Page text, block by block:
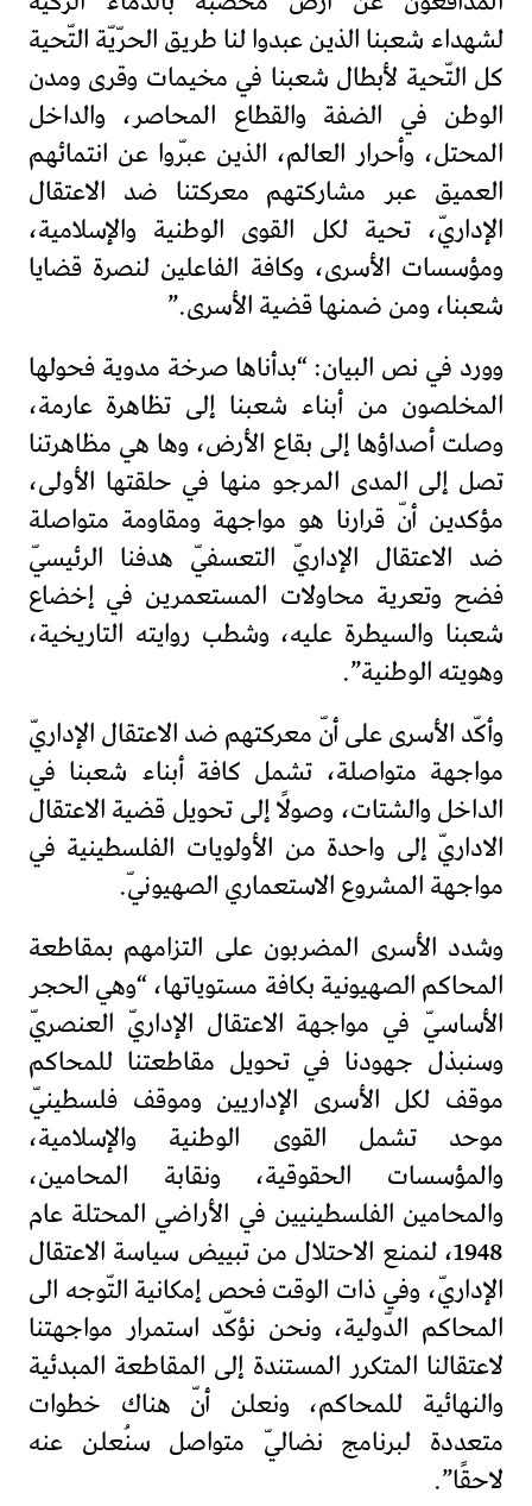
لشهداء شعبنا الذين عبدوا لنا طريق الحرّيّة التّحية
كل التّحية لأبطال شعبنا في مخيمات وقرى ومدن
الوطن في الضفة والقطاع المحاصر، والداخل
المحتل، وأحرار العالم، الذين عبّروا عن انتمائهم
العميق عبر مشاركتهم معركتنا ضد الاعتقال
الإداريّ، تحية لكل القوى الوطنية والإسلامية،
ومؤسسات الأسرى، وكافة الفاعلين لنصرة قضايا
شعبنا، ومن ضمنها قضية الأسرى.”
وورد في نص البيان: “بدأناها صرخة مدوية فحولها
المخلصون من أبناء شعبنا إلى تظاهرة عارمة،
وصلت أصداؤها إلى بقاع الأرض، وها هي مظاهرتنا
تصل إلى المدى المرجو منها في حلقتها الأولى،
مؤكدين أنّ قرارنا هو مواجهة ومقاومة متواصلة
ضد الاعتقال الإداريّ التعسفيّ هدفنا الرئيسيّ
فضح وتعرية محاولات المستعمرين في إخضاع
شعبنا والسيطرة عليه، وشطب روايته التاريخية،
وهويته الوطنية”.
وأكّد الأسرى على أنّ معركتهم ضد الاعتقال الإداريّ
مواجهة متواصلة، تشمل كافة أبناء شعبنا في
الداخل والشتات، وصولًا إلى تحويل قضية الاعتقال
الاداريّ إلى واحدة من الأولويات الفلسطينية في
مواجهة المشروع الاستعماري الصهيونيّ.
وشدد الأسرى المضربون على التزامهم بمقاطعة
المحاكم الصهيونية بكافة مستوياتها، “وهي الحجر
الأساسيّ في مواجهة الاعتقال الإداريّ العنصريّ
وسنبذل جهودنا في تحويل مقاطعتنا للمحاكم
موقف لكل الأسرى الإداريين وموقف فلسطينيّ
موحد تشمل القوى الوطنية والإسلامية،
والمؤسسات الحقوقية، ونقابة المحامين،
والمحامين الفلسطينيين في الأراضي المحتلة عام
1948، لنمنع الاحتلال من تبييض سياسة الاعتقال
الإداريّ، وفي ذات الوقت فحص إمكانية التّوجه الى
المحاكم الدّولية، ونحن نؤكّد استمرار مواجهتنا
لاعتقالنا المتكرر المستندة إلى المقاطعة المبدئية
والنهائية للمحاكم، ونعلن أنّ هناك خطوات
متعددة لبرنامج نضاليّ متواصل سنُعلن عنه
لاحقًا”.